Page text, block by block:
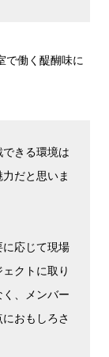
で働く醍醐味に
できる環境は
だと思いま
応じて現場
クトに取り
、メンバー
おもしろさ